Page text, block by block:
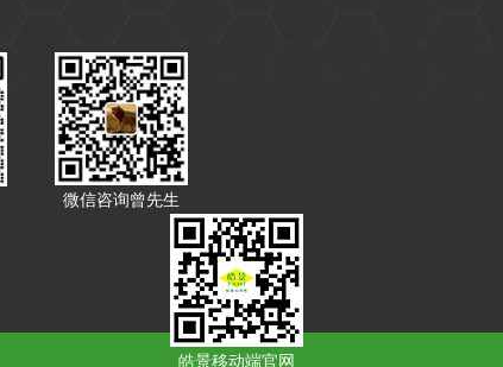
微信咨询曾先生
皓景移动端官网